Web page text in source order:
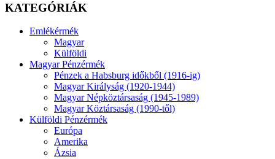
KATEGÓRIÁK
Emlékérmék
Magyar
Külföldi
Magyar Pénzérmék
Pénzek a Habsburg időkből (1916-ig)
Magyar Királyság (1920-1944)
Magyar Népköztársaság (1945-1989)
Magyar Köztársaság (1990-től)
Külföldi Pénzérmék
Európa
Amerika
Ázsia